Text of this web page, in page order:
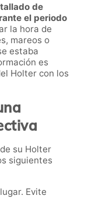
de
el periodo
la hora de
mareos o
estaba
es
Holter con los
su Holter
siguientes
Evite